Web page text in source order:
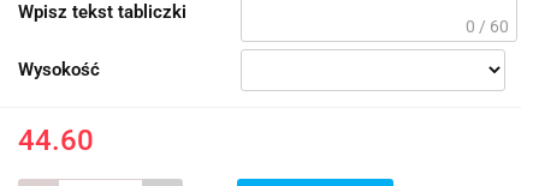
Wpisz tekst tabliczki
0 / 60
Wysokość
44.60